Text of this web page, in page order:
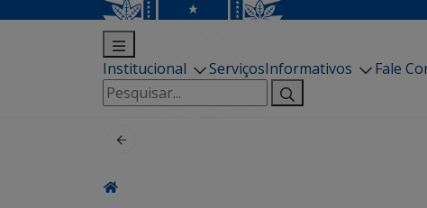
Institucional ServiçosInformativos
Fale
Pesquisar
por: